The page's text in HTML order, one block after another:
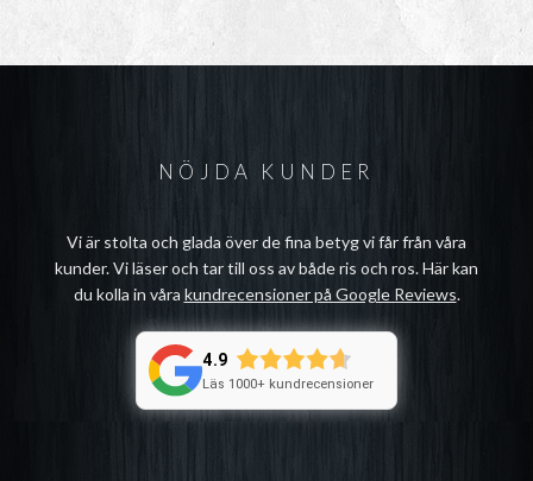
NÖJDA KUNDER
Vi är stolta och glada över de fina betyg vi får från våra
kunder. Vi läser och tar till oss av både ris och ros. Här kan
du kolla in våra kundrecensioner på Google Reviews.
4.9
Läs 1000+ kundrecensioner